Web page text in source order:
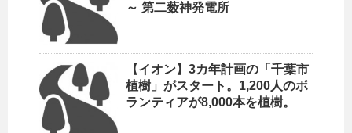
～ 第二薮神発電所
【イオン】3カ年計画の「千葉市
植樹」がスタート。1,200人のボ
ランティアが8,000本を植樹。